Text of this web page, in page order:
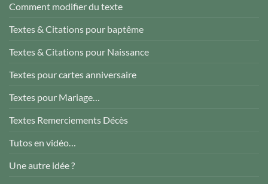
Comment modifier du texte
Textes & Citations pour baptême
Textes & Citations pour Naissance
Textes pour cartes anniversaire
Textes pour Mariage…
Textes Remerciements Décès
Tutos en vidéo…
Une autre idée ?